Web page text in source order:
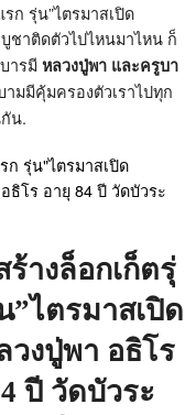
ก รุ่น”ไตรมาสเปิด
บูชาติดตัวไปไหนมาไหน ก็
ารมี หลวงปู่พา และครูบา
ามมีคุ้มครองตัวเราไปทุก
น.
างล็อกเก็ตรุ่
”ไตรมาสเปิด
วงปู่พา อธิโร
ปี วัดบัวระ